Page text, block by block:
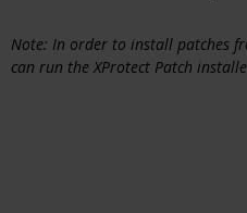
Note: In order to install patches
can run the XProtect Patch